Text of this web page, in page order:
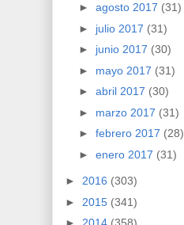
► agosto 2017 (31)
► julio 2017 (31)
► junio 2017 (30)
► mayo 2017 (31)
► abril 2017 (30)
► marzo 2017 (31)
► febrero 2017 (28)
► enero 2017 (31)
► 2016 (303)
► 2015 (341)